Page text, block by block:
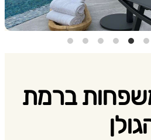
ברמת